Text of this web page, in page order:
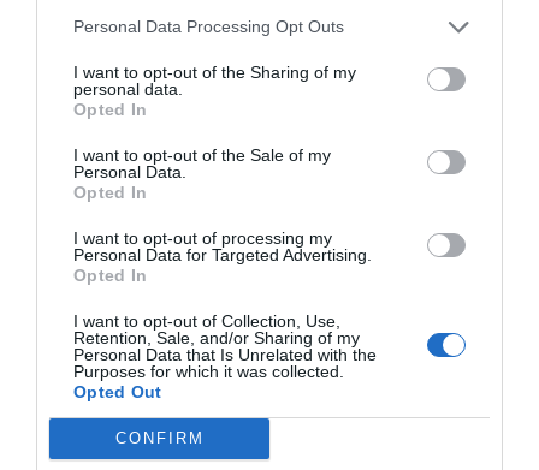
Personal Data Processing Opt Outs
I want to opt-out of the Sharing of my
personal data.
Opted In
I want to opt-out of the Sale of my
Personal Data.
Opted In
I want to opt-out of processing my
Personal Data for Targeted Advertising.
Opted In
I want to opt-out of Collection, Use,
Retention, Sale, and/or Sharing of my
Personal Data that Is Unrelated with the
Purposes for which it was collected.
Opted Out
CONFIRM